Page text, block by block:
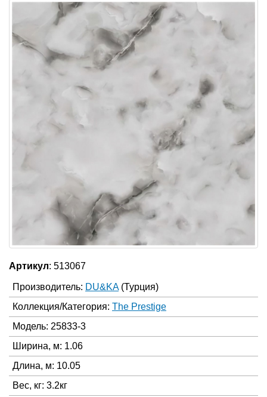
Артикул: 513067
Производитель: DU&KA (Турция)
Коллекция/Категория: The Prestige
Модель: 25833-3
Ширина, м: 1.06
Длина, м: 10.05
Вес, кг: 3.2кг